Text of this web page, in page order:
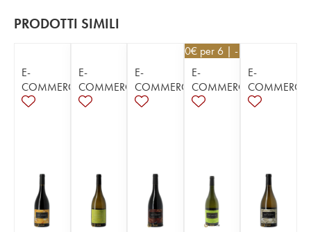
PRODOTTI SIMILI
E-
COMMERCE
E-
COMMERCE
E-
COMMERCE
25,20€ per 6 | - 10%
E-
COMMERCE
E-
COMMERCE